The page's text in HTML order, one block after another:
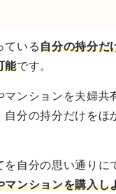
ている自分の持分だ
能です。
マンションを夫婦共
自分の持分だけをほ
を自分の思い通りに
マンションを購入し